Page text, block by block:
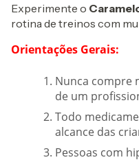
Experimente o
rotina de treinos com
Orientações Gerais:
Nunca compre
de um
Todo
alcance das
Pessoas com